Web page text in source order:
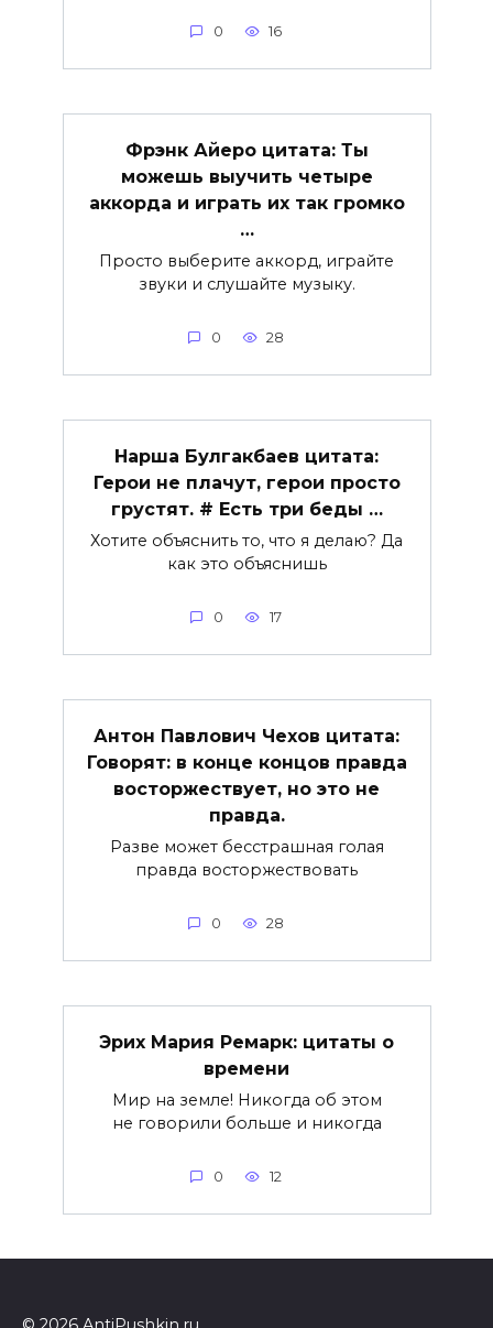
0 16
Фрэнк Айеро цитата: Ты
можешь выучить четыре
аккорда и играть их так громко
…
Просто выберите аккорд, играйте
звуки и слушайте музыку.
0 28
Нарша Булгакбаев цитата:
Герои не плачут, герои просто
грустят. # Есть три беды …
Хотите объяснить то, что я делаю? Да
как это объяснишь
0 17
Антон Павлович Чехов цитата:
Говорят: в конце концов правда
восторжествует, но это не
правда.
Разве может бесстрашная голая
правда восторжествовать
0 28
Эрих Мария Ремарк: цитаты о
времени
Мир на земле! Никогда об этом
не говорили больше и никогда
0 12